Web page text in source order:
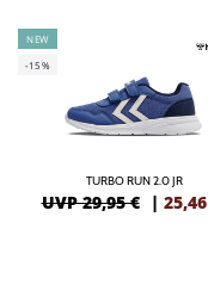
NEW
-15%
TURBO RUN 2.0 JR
UVP 29,95 € | 25,46